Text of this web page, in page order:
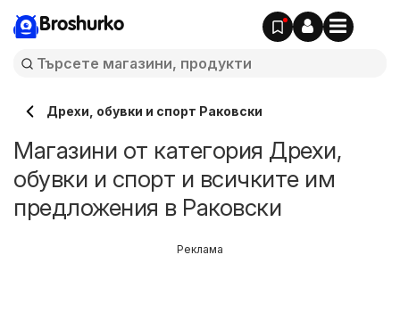
Broshurko
Дрехи, обувки и спорт Раковски
Магазини от категория Дрехи,
обувки и спорт и всичките им
предложения в Раковски
Реклама